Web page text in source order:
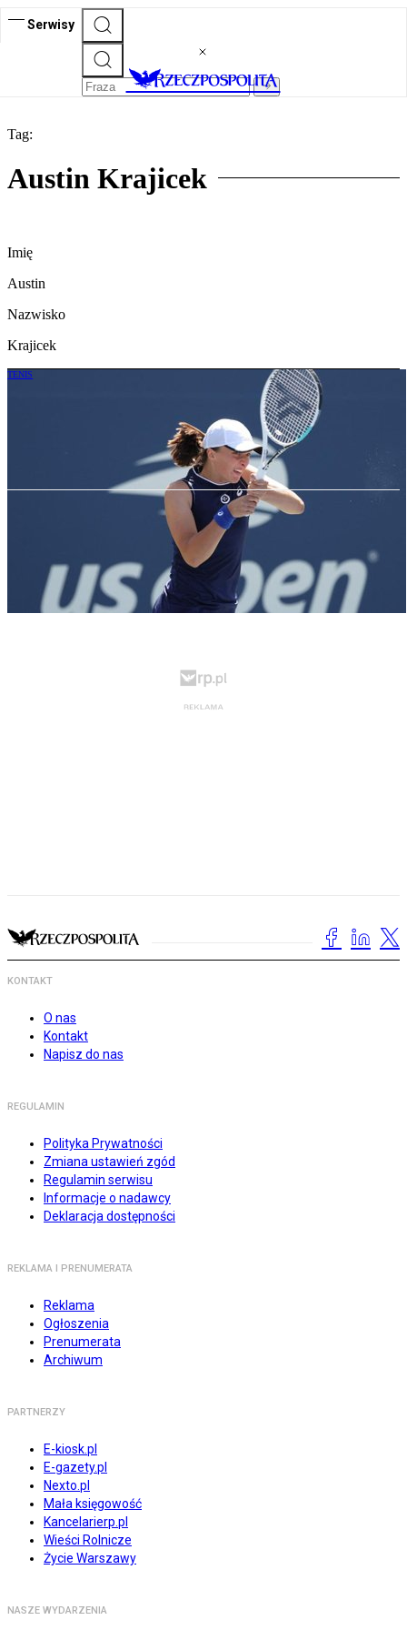
Serwisy
Tag:
Austin Krajicek
Imię
Austin
Nazwisko
Krajicek
TENIS
Świątek - Kontaveit zagrają w sobotę
KONTAKT
O nas
Kontakt
Napisz do nas
REGULAMIN
Polityka Prywatności
Zmiana ustawień zgód
Regulamin serwisu
Informacje o nadawcy
Deklaracja dostępności
REKLAMA I PRENUMERATA
Reklama
Ogłoszenia
Prenumerata
Archiwum
PARTNERZY
E-kiosk.pl
E-gazety.pl
Nexto.pl
Mała księgowość
Kancelarierp.pl
Wieści Rolnicze
Życie Warszawy
NASZE WYDARZENIA